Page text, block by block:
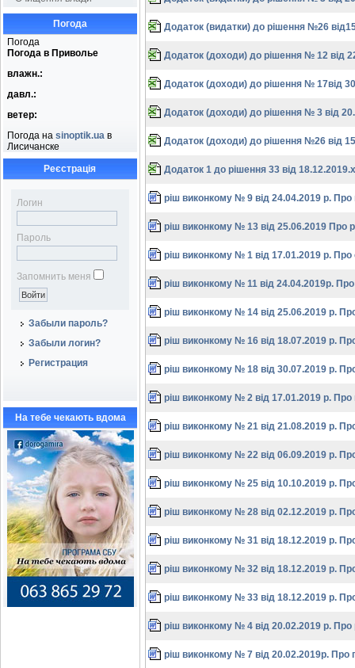
Погода
Погода
Погода в Приволье
влажн.:
давл.:
ветер:
Погода на sinoptik.ua в
Лисичанске
Реєстрація
Логин
Пароль
Запомнить меня
Забыли пароль?
Забыли логин?
Регистрация
На тебе чекають вдома
Додаток (видатки) до рішення №26
Додаток (доходи) до рішення № 12 від
Додаток (доходи) до рішення № 17від
Додаток (доходи) до рішення № 3 від
Додаток (доходи) до рішення №26 від
Додаток 1 до рішення 33 від
ріш виконкому № 9 від 24.04.2019 р. Про
ріш виконкому № 13 від 25.06.2019
ріш виконкому № 1 від 17.01.2019 р.
ріш виконкому № 11 від 24.04.2019р.
ріш виконкому № 14 від 25.06.2019 р.
ріш виконкому № 16 від 18.07.2019 р.
ріш виконкому № 18 від 30.07.2019 р.
ріш виконкому № 2 від 17.01.2019 р. Про
ріш виконкому № 21 від 21.08.2019 р.
ріш виконкому № 22 від 06.09.2019 р.
ріш виконкому № 25 від 10.10.2019 р.
ріш виконкому № 28 від 02.12.2019 р.
ріш виконкому № 31 від 18.12.2019 р.
ріш виконкому № 32 від 18.12.2019 р.
ріш виконкому № 33 від 18.12.2019 р.
ріш виконкому № 4 від 20.02.2019 р. Про
ріш виконкому № 7 від 20.02.2019р. Про